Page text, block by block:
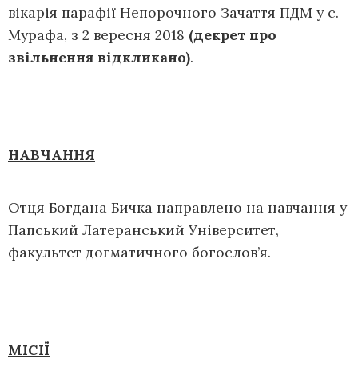
вікарія парафії Непорочного Зачаття ПДМ у с.
Мурафа, з 2 вересня 2018 (декрет про
звільнення відкликано).
НАВЧАННЯ
Отця Богдана Бичка направлено на навчання у
Папський Латеранський Університет,
факультет догматичного богослов’я.
МІСІЇ